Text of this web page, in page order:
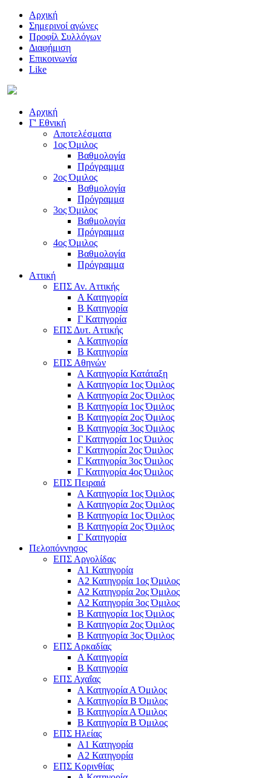
Αρχική
Σημερινοί αγώνες
Προφίλ Συλλόγων
Διαφήμιση
Επικοινωνία
Like
Αρχική
Γ' Εθνική
Αποτελέσματα
1ος Όμιλος
Βαθμολογία
Πρόγραμμα
2ος Όμιλος
Βαθμολογία
Πρόγραμμα
3ος Όμιλος
Βαθμολογία
Πρόγραμμα
4ος Όμιλος
Βαθμολογία
Πρόγραμμα
Αττική
ΕΠΣ Αν. Αττικής
Α Κατηγορία
Β Κατηγορία
Γ Κατηγορία
ΕΠΣ Δυτ. Αττικής
Α Κατηγορία
Β Κατηγορία
ΕΠΣ Αθηνών
Α Κατηγορία Κατάταξη
Α Κατηγορία 1ος Όμιλος
Α Κατηγορία 2ος Όμιλος
Β Κατηγορία 1ος Όμιλος
Β Κατηγορία 2ος Όμιλος
Β Κατηγορία 3ος Όμιλος
Γ Κατηγορία 1ος Όμιλος
Γ Κατηγορία 2ος Όμιλος
Γ Κατηγορία 3ος Όμιλος
Γ Κατηγορία 4ος Όμιλος
ΕΠΣ Πειραιά
Α Κατηγορία 1ος Όμιλος
Α Κατηγορία 2ος Όμιλος
Β Κατηγορία 1ος Όμιλος
Β Κατηγορία 2ος Όμιλος
Γ Κατηγορία
Πελοπόννησος
ΕΠΣ Αργολίδας
Α1 Κατηγορία
Α2 Κατηγορία 1ος Όμιλος
Α2 Κατηγορία 2ος Όμιλος
Α2 Κατηγορία 3ος Όμιλος
Β Κατηγορία 1ος Όμιλος
Β Κατηγορία 2ος Όμιλος
Β Κατηγορία 3ος Όμιλος
ΕΠΣ Αρκαδίας
Α Κατηγορία
Β Κατηγορία
ΕΠΣ Αχαΐας
Α Κατηγορία Α Όμιλος
Α Κατηγορία Β Όμιλος
Β Κατηγορία Α Όμιλος
Β Κατηγορία Β Όμιλος
ΕΠΣ Ηλείας
Α1 Κατηγορία
Α2 Κατηγορία
ΕΠΣ Κορινθίας